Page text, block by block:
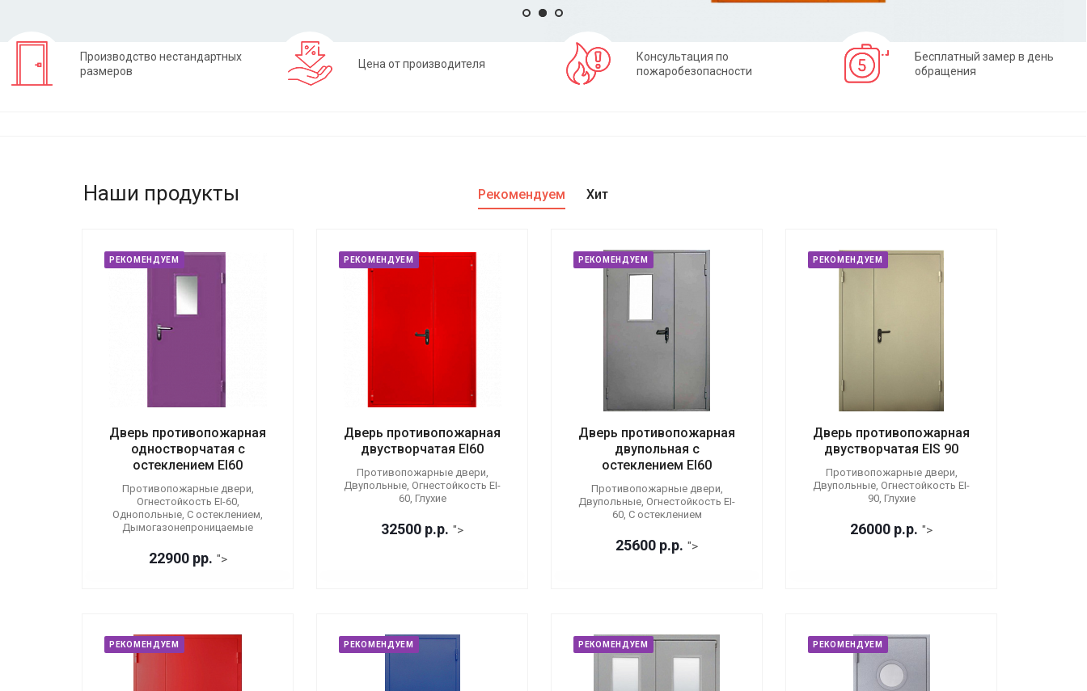
Производство нестандартных
размеров
Цена от производителя
Консультация по
пожаробезопасности
Бесплатный замер в день
обращения
Наши продукты Рекомендуем Хит
РЕКОМЕНДУЕМ
Дверь противопожарная
одностворчатая с
остеклением EI60
Противопожарные двери,
Огнестойкость EI-60,
Однопольные, С остеклением,
Дымогазонепроницаемые
22900 рр. ">
РЕКОМЕНДУЕМ
Дверь противопожарная
двустворчатая EI60
Противопожарные двери,
Двупольные, Огнестойкость EI-
60, Глухие
32500 р.р. ">
РЕКОМЕНДУЕМ
Дверь противопожарная
двупольная с
остеклением EI60
Противопожарные двери,
Двупольные, Огнестойкость EI-
60, С остеклением
25600 р.р. ">
РЕКОМЕНДУЕМ
Дверь противопожарная
двустворчатая EIS 90
Противопожарные двери,
Двупольные, Огнестойкость EI-
90, Глухие
26000 р.р. ">
РЕКОМЕНДУЕМ РЕКОМЕНДУЕМ РЕКОМЕНДУЕМ РЕКОМЕНДУЕМ